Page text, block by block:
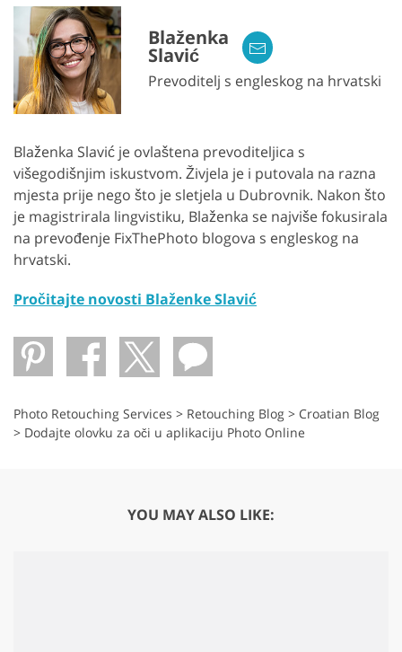
Blaženka
Slavić
Prevoditelj s engleskog na hrvatski
Blaženka Slavić je ovlaštena prevoditeljica s
višegodišnjim iskustvom. Živjela je i putovala na razna
mjesta prije nego što je sletjela u Dubrovnik. Nakon što
je magistrirala lingvistiku, Blaženka se najviše fokusirala
na prevođenje FixThePhoto blogova s ​​engleskog na
hrvatski.
Pročitajte novosti Blaženke Slavić
Photo Retouching Services > Retouching Blog > Croatian Blog
> Dodajte olovku za oči u aplikaciju Photo Online
YOU MAY ALSO LIKE: